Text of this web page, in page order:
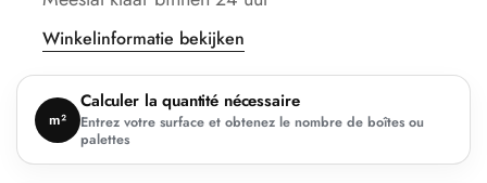
Winkelinformatie bekijken
m²
Calculer la quantité nécessaire
Entrez votre surface et obtenez le nombre de boîtes ou
palettes